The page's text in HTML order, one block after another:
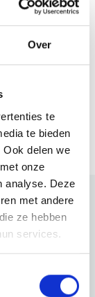
Over
te
te bieden
delen we
onze
analyse. Deze
met andere
ze hebben
services.
te bieden heeft.